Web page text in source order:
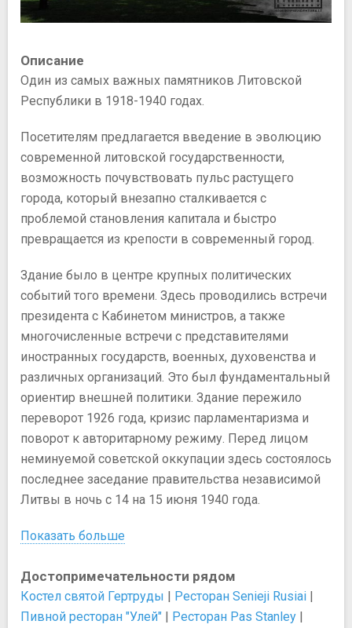
Описание
Один из самых важных памятников Литовской
Республики в 1918-1940 годах.
Посетителям предлагается введение в эволюцию
современной литовской государственности,
возможность почувствовать пульс растущего
города, который внезапно сталкивается с
проблемой становления капитала и быстро
превращается из крепости в современный город.
Здание было в центре крупных политических
событий того времени. Здесь проводились встречи
президента с Кабинетом министров, а также
многочисленные встречи с представителями
иностранных государств, военных, духовенства и
различных организаций. Это был фундаментальный
ориентир внешней политики. Здание пережило
переворот 1926 года, кризис парламентаризма и
поворот к авторитарному режиму. Перед лицом
неминуемой советской оккупации здесь состоялось
последнее заседание правительства независимой
Литвы в ночь с 14 на 15 июня 1940 года.
Показать больше
Достопримечательности рядом
Костел святой Гертруды | Ресторан Senieji Rusiai |
Пивной ресторан "Улей" | Ресторан Pas Stanley |